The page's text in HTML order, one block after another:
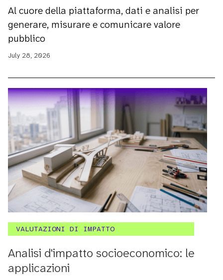
Al cuore della piattaforma, dati e analisi per
generare, misurare e comunicare valore
pubblico
July 28, 2026
VALUTAZIONI DI IMPATTO
Analisi d'impatto socioeconomico: le
applicazioni